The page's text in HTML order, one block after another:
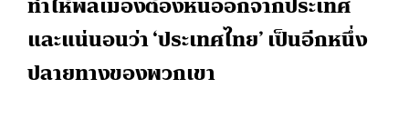
และแน่นอนว่า ‘ประเทศไทย’ เป็นอีกหนึ่ง
ปลายทางของพวกเขา